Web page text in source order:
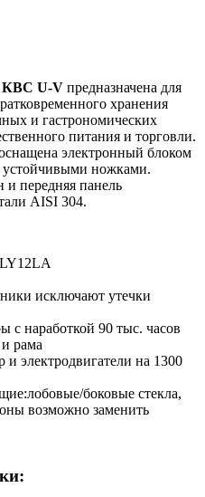
КВС U-V предназначена для
хранения
и гастрономических
питания и торговли.
электронный блоком
устойчивыми ножками.
передняя панель
АISI 304.
исключают утечки
с наработкой 90 тыс. часов
рама
электродвигатели на 1300
боковые стекла,
возможно заменить